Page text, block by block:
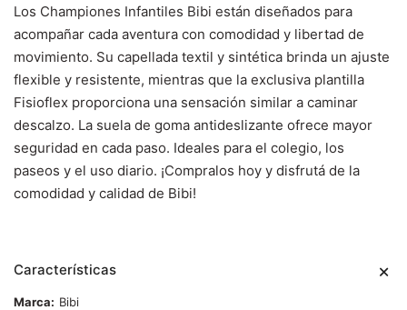
Los Championes Infantiles Bibi están diseñados para
acompañar cada aventura con comodidad y libertad de
movimiento. Su capellada textil y sintética brinda un ajuste
flexible y resistente, mientras que la exclusiva plantilla
Fisioflex proporciona una sensación similar a caminar
descalzo. La suela de goma antideslizante ofrece mayor
seguridad en cada paso. Ideales para el colegio, los
paseos y el uso diario. ¡Compralos hoy y disfrutá de la
comodidad y calidad de Bibi!
Características
Marca
Bibi